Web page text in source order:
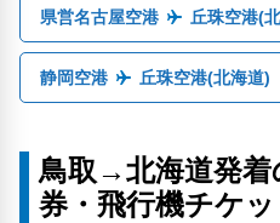
県営名古屋空港 丘珠空港(
静岡空港 丘珠空港(北海道)
鳥取→北海道発着
券・飛行機チケ